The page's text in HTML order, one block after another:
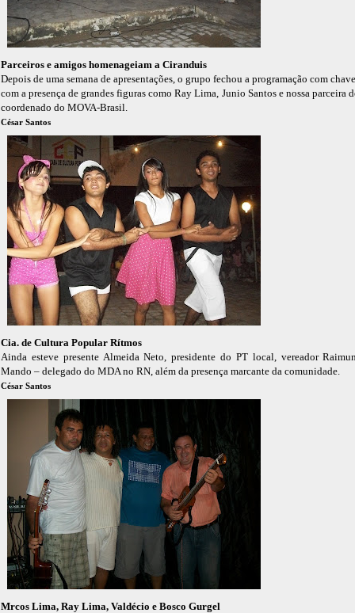
Parceiros e amigos homenageiam a Ciranduis
Depois de uma semana de apresentações, o grupo fechou a programação com
com a presença de grandes figuras como Ray Lima, Junio Santos e nossa parceira
coordenado do MOVA-Brasil.
César Santos
Cia. de Cultura Popular Rítmos
Ainda esteve presente Almeida Neto, presidente do PT local, vereador
Mando – delegado do MDA no RN, além da presença marcante da comunidade.
César Santos
Mrcos Lima, Ray Lima, Valdécio e Bosco Gurgel